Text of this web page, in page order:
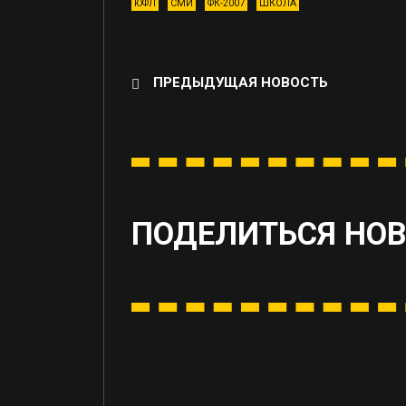
ЮФЛ СМИ ФК-2007 ШКОЛА
ПРЕДЫДУЩАЯ НОВОСТЬ
ПОДЕЛИТЬСЯ